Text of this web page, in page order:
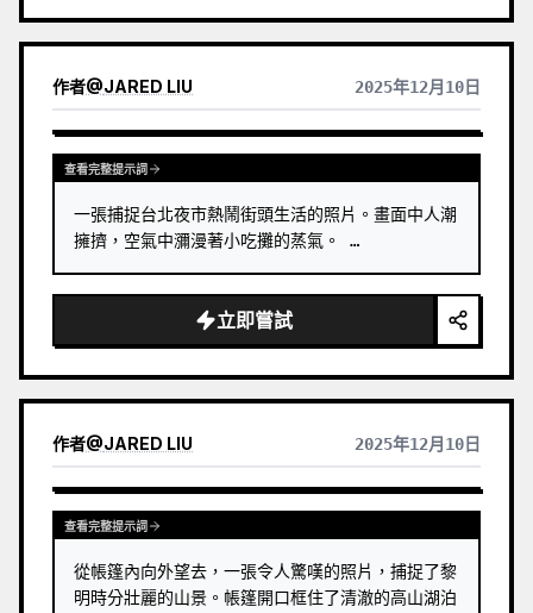
作者@JARED LIU 2025年12月10日
查看完整提示詞
一張捕捉台北夜市熱鬧街頭生活的照片。畫面中人潮
擁擠，空氣中瀰漫著小吃攤的蒸氣。 …
立即嘗試
作者@JARED LIU 2025年12月10日
查看完整提示詞
從帳篷內向外望去，一張令人驚嘆的照片，捕捉了黎
明時分壯麗的山景。帳篷開口框住了清澈的高山湖泊